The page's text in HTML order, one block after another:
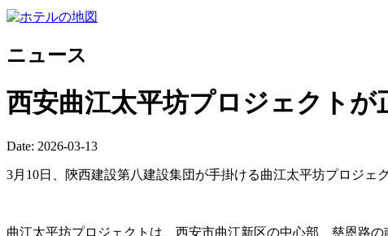
ニュース
西安曲江太平坊プロジェクトが
Date: 2026-03-13
3月10日、陝西建設第八建設集団が手掛ける曲江太平坊プロジェ
曲江太平坊プロジェクトは、西安市曲江新区の中心部、慈恩路